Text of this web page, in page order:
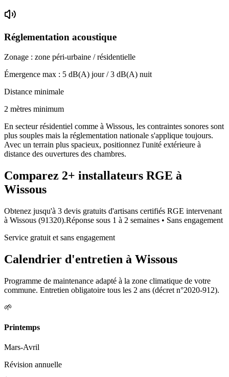
Réglementation acoustique
Zonage : zone péri-urbaine / résidentielle
Émergence max : 5 dB(A) jour /3 dB(A) nuit
Distance minimale
2 mètres minimum
En secteur résidentiel comme à Wissous, les contraintes sonores sont
plus souples mais la réglementation nationale s'applique toujours.
Avec un terrain plus spacieux, positionnez l'unité extérieure à
distance des ouvertures des chambres.
Comparez 2+ installateurs RGE à
Wissous
Obtenez jusqu'à 3 devis gratuits d'artisans certifiés RGE intervenant
à Wissous (91320).Réponse sous 1 à 2 semaines • Sans engagement
Service gratuit et sans engagement
Calendrier d'entretien à Wissous
Programme de maintenance adapté à la zone climatique de votre
commune. Entretien obligatoire tous les 2 ans (décret n°2020-912).
🌱
Printemps
Mars-Avril
Révision annuelle